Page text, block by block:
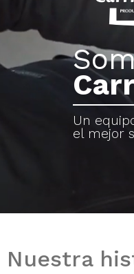
Un
el mejor
Nuestra